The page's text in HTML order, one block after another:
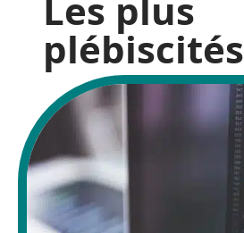
Les plus
plébiscités